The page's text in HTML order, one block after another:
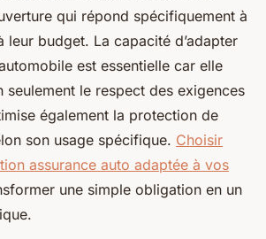
qui répond spécifiquement à
leur budget. La capacité d’adapter
est essentielle car elle
seulement le respect des exigences
également la protection de
son usage spécifique. Choisir
assurance auto adaptée à vos
une simple obligation en un